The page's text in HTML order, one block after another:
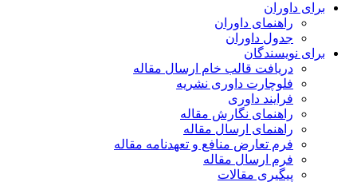
برای داوران
راهنمای داوران
جدول داوران
برای نویسندگان
دریافت قالب خام ارسال مقاله
فلوچارت داوری نشریه
فرایند داوری
راهنمای نگارش مقاله
راهنمای ارسال مقاله
فرم تعارض منافع و تعهدنامه مقاله
فرم ارسال مقاله
پیگیری مقالات